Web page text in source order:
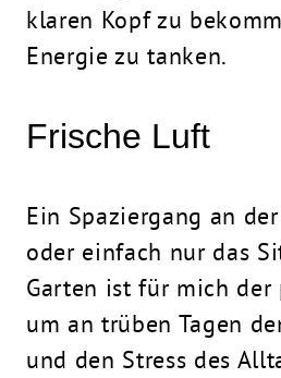
klaren Kopf zu
Energie zu tanken.
Frische Luft
Ein Spaziergang an
oder einfach nur das
Garten ist für mich der
um an trüben Tagen
und den Stress des